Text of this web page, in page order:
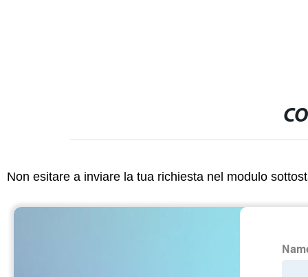
Non esitare a inviare la tua richiesta nel modulo